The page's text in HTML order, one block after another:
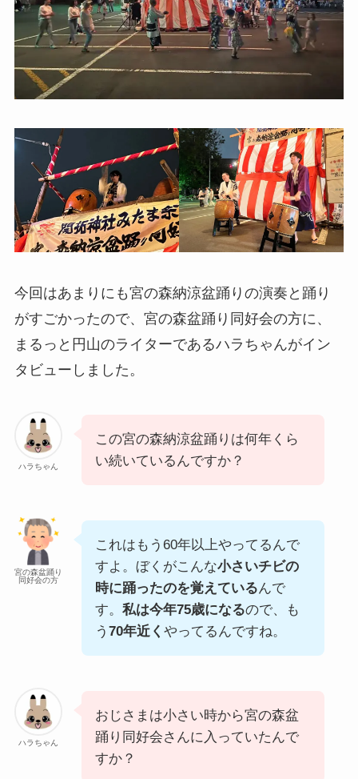
今回はあまりにも宮の森納涼盆踊りの演奏と踊り
がすごかったので、宮の森盆踊り同好会の方に、
まるっと円山のライターであるハラちゃんがイン
タビューしました。
ハラちゃん
この宮の森納涼盆踊りは何年くら
い続いているんですか？
宮の森盆踊り
同好会の方
これはもう60年以上やってるんで
すよ。ぼくがこんな小さいチビの
時に踊ったのを覚えているんで
す。 私は今年75歳になるので、も
う 70年近く やってるんですね。
ハラちゃん
おじさまは小さい時から宮の森盆
踊り同好会さんに入っていたんで
すか？